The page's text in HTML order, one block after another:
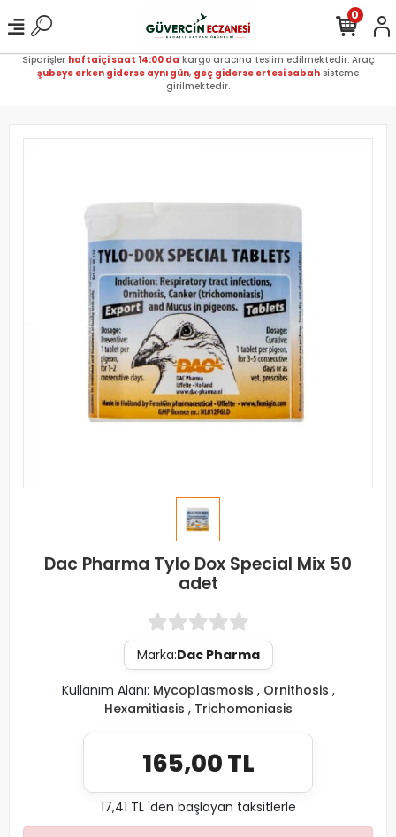
Siparişler haftaiçi saat 14:00 da kargo aracına teslim edilmektedir. Araç
şubeye erken giderse aynı gün, geç giderse ertesi sabah sisteme
girilmektedir.
0
Dac Pharma Tylo Dox Special Mix 50
adet
Marka:Dac Pharma
Kullanım Alanı: Mycoplasmosis , Ornithosis ,
Hexamitiasis , Trichomoniasis
165,00 TL
17,41 TL 'den başlayan taksitlerle